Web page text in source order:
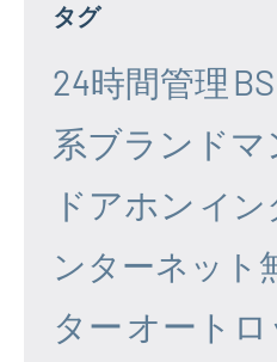
タグ
24時間管理 BS
系ブランドマ
ドアホン イン
ンターネット
ター オートロ